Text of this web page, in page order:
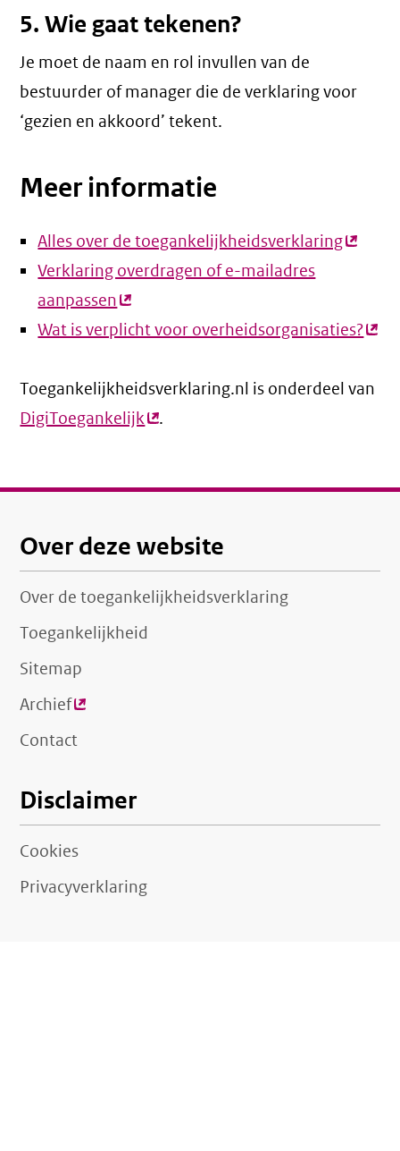
5. Wie gaat tekenen?
Je moet de naam en rol invullen van de
bestuurder of manager die de verklaring voor
‘gezien en akkoord’ tekent.
Meer informatie
Alles over de toegankelijkheidsverklaring
Verklaring overdragen of e-mailadres
aanpassen(externe
link)
Wat is verplicht voor overheidsorganisaties?
Toegankelijkheidsverklaring.nl is onderdeel van
DigiToegankelijk(externe
.
Over deze website
Over de toegankelijkheidsverklaring
Toegankelijkheid
Sitemap
Archief(externe
link)
Contact
Disclaimer
Cookies
Privacyverklaring